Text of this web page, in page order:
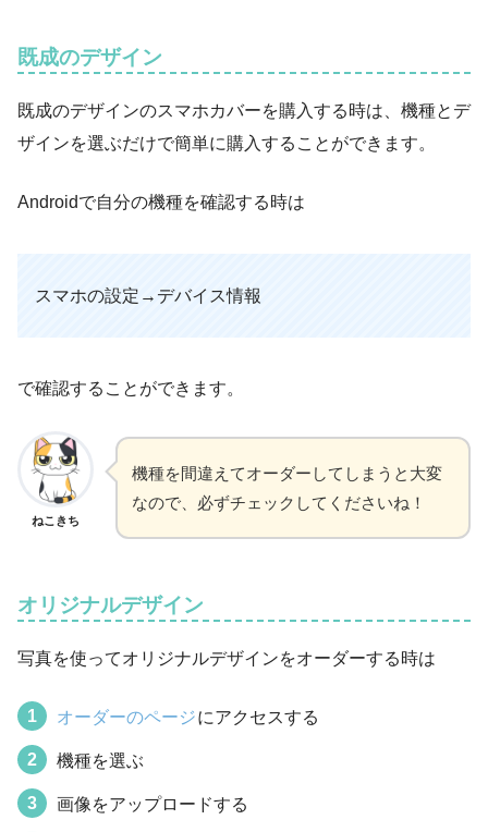
既成のデザイン
既成のデザインのスマホカバーを購入する時は、機種とデ
ザインを選ぶだけで簡単に購入することができます。
Androidで自分の機種を確認する時は
スマホの設定→デバイス情報
で確認することができます。
ねこきち
機種を間違えてオーダーしてしまうと大変
なので、必ずチェックしてくださいね！
オリジナルデザイン
写真を使ってオリジナルデザインをオーダーする時は
オーダーのページにアクセスする
機種を選ぶ
画像をアップロードする